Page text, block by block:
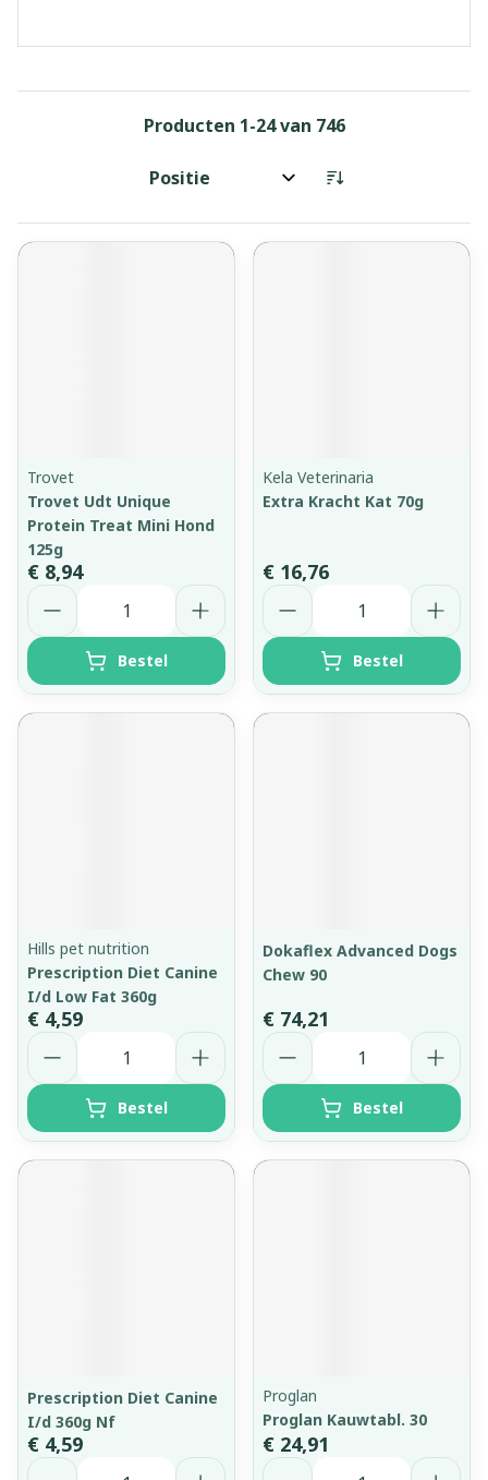
Producten 1-24van 746
Sorteer op:
Trovet
Trovet Udt Unique
Protein Treat Mini Hond
125g
€ 8,94
Aantal
Bestel
Kela Veterinaria
Extra Kracht Kat 70g
€ 16,76
Aantal
Bestel
Hills pet nutrition
Prescription Diet Canine
I/d Low Fat 360g
€ 4,59
Aantal
Bestel
Dokaflex Advanced Dogs
Chew 90
€ 74,21
Aantal
Bestel
Prescription Diet Canine
I/d 360g Nf
€ 4,59
Aantal
Proglan
Proglan Kauwtabl. 30
€ 24,91
Aantal